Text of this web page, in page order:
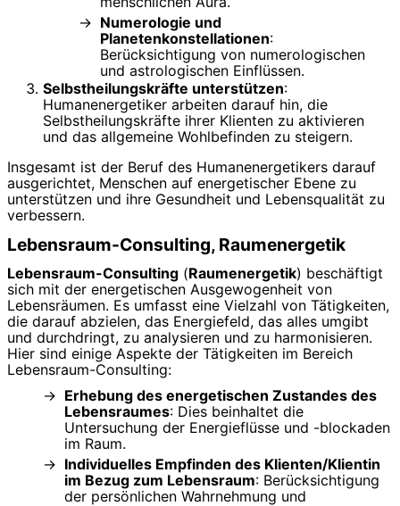
Numerologie und
Planetenkonstellationen:
Berücksichtigung von numerologischen
und astrologischen Einflüssen.
Selbstheilungskräfte unterstützen:
Humanenergetiker arbeiten darauf hin, die
Selbstheilungskräfte ihrer Klienten zu aktivieren
und das allgemeine Wohlbefinden zu steigern.
Insgesamt ist der Beruf des Humanenergetikers darauf
ausgerichtet, Menschen auf energetischer Ebene zu
unterstützen und ihre Gesundheit und Lebensqualität zu
verbessern.
Lebensraum-Consulting, Raumenergetik
Lebensraum-Consulting (Raumenergetik) beschäftigt
sich mit der energetischen Ausgewogenheit von
Lebensräumen. Es umfasst eine Vielzahl von Tätigkeiten,
die darauf abzielen, das Energiefeld, das alles umgibt
und durchdringt, zu analysieren und zu harmonisieren.
Hier sind einige Aspekte der Tätigkeiten im Bereich
Lebensraum-Consulting:
Erhebung des energetischen Zustandes des
Lebensraumes: Dies beinhaltet die
Untersuchung der Energieflüsse und -blockaden
im Raum.
Individuelles Empfinden des Klienten/Klientin
im Bezug zum Lebensraum: Berücksichtigung
der persönlichen Wahrnehmung und